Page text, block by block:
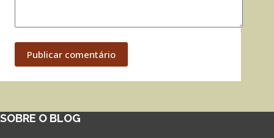
Publicar comentário
SOBRE O BLOG